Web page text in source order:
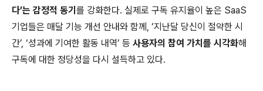
다’는 감정적 동기 를 강화한다. 실제로 구독 유지율이 높은 SaaS
기업들은 매달 기능 개선 안내와 함께, ‘지난달 당신이 절약한 시
간’, ‘성과에 기여한 활동 내역’ 등 사용자의 참여 가치를 시각화해
구독에 대한 정당성을 다시 설득하고 있다.